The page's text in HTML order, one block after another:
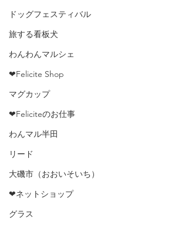
ドッグフェスティバル
旅する看板犬
わんわんマルシェ
❤Felicite Shop
マグカップ
❤Feliciteのお仕事
わんマル半田
リード
大磯市（おおいそいち）
❤ネットショップ
グラス